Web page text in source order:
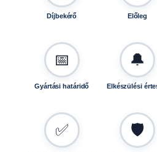
Díjbekérő Előleg
📅
Gyártási határidő
🔔
Elkészülési
✅ 🛡️